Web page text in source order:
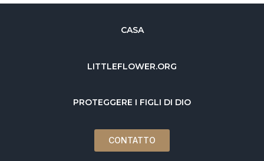
CASA
LITTLEFLOWER.ORG
PROTEGGERE I FIGLI DI DIO
CONTATTO